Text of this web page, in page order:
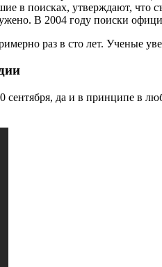
в поисках, утверждают, что
В 2004 году поиски
раз в сто лет. Ученые
да и в принципе в